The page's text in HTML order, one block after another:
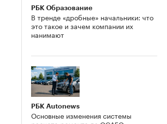
РБК Образование
В тренде «дробные» начальники: что
это такое и зачем компании их
нанимают
РБК Autonews
Основные изменения системы